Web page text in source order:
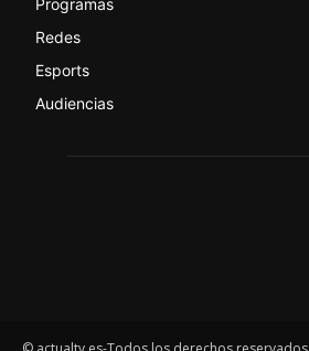
Programas
Redes
Esports
Audiencias